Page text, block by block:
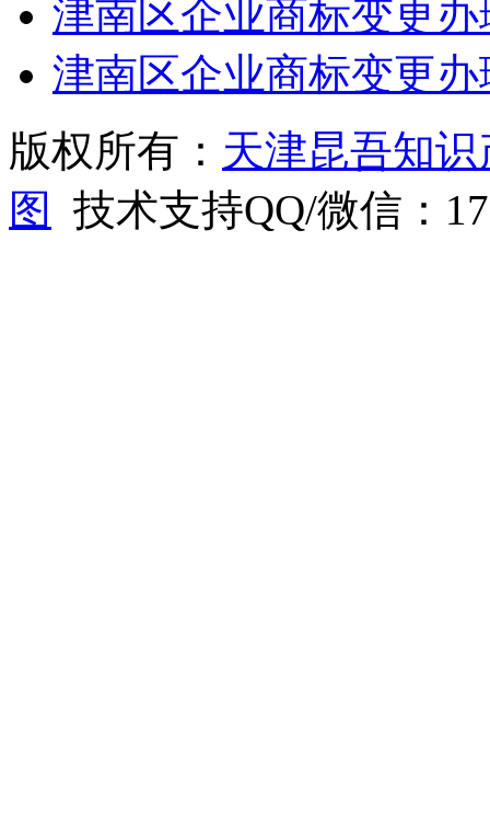
津南区企业商标变更
津南区企业商标变更
版权所有： 天津昆吾知
图
技术支持QQ/微信：